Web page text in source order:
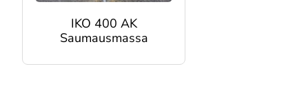
IKO 400 AK
Saumausmassa